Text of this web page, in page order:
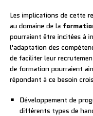
Les implications de cette
au domaine de la
pourraient être incitées à
l’adaptation des
de faciliter leur
de formation pourraient
répondant à ce besoin
Développement de
différents types de